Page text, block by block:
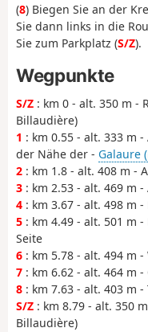
(8) Biegen Sie an der
Sie dann links in die
Sie zum Parkplatz (S/Z).
Wegpunkte
S/Z : km 0 - alt. 350 m -
Billaudière)
1 : km 0.55 - alt. 333 m
der Nähe der - Galaure
2 : km 1.8 - alt. 408 m -
3 : km 2.53 - alt. 469 m
4 : km 3.67 - alt. 498 m
5 : km 4.49 - alt. 501 m
Seite
6 : km 5.78 - alt. 494 m
7 : km 6.62 - alt. 464 m
8 : km 7.63 - alt. 403 m -
S/Z : km 8.79 - alt. 350
Billaudière)